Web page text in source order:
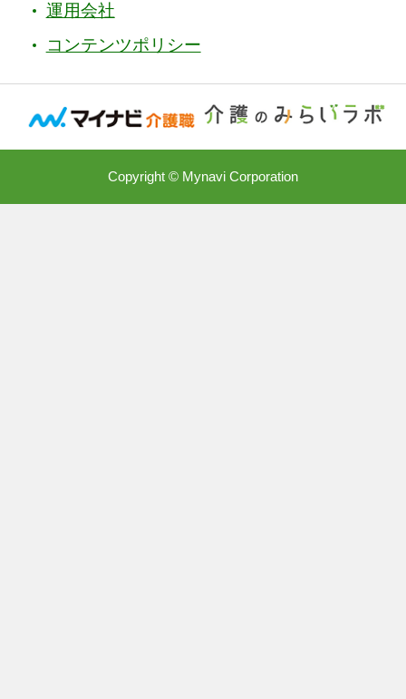
運用会社
コンテンツポリシー
Copyright © Mynavi Corporation